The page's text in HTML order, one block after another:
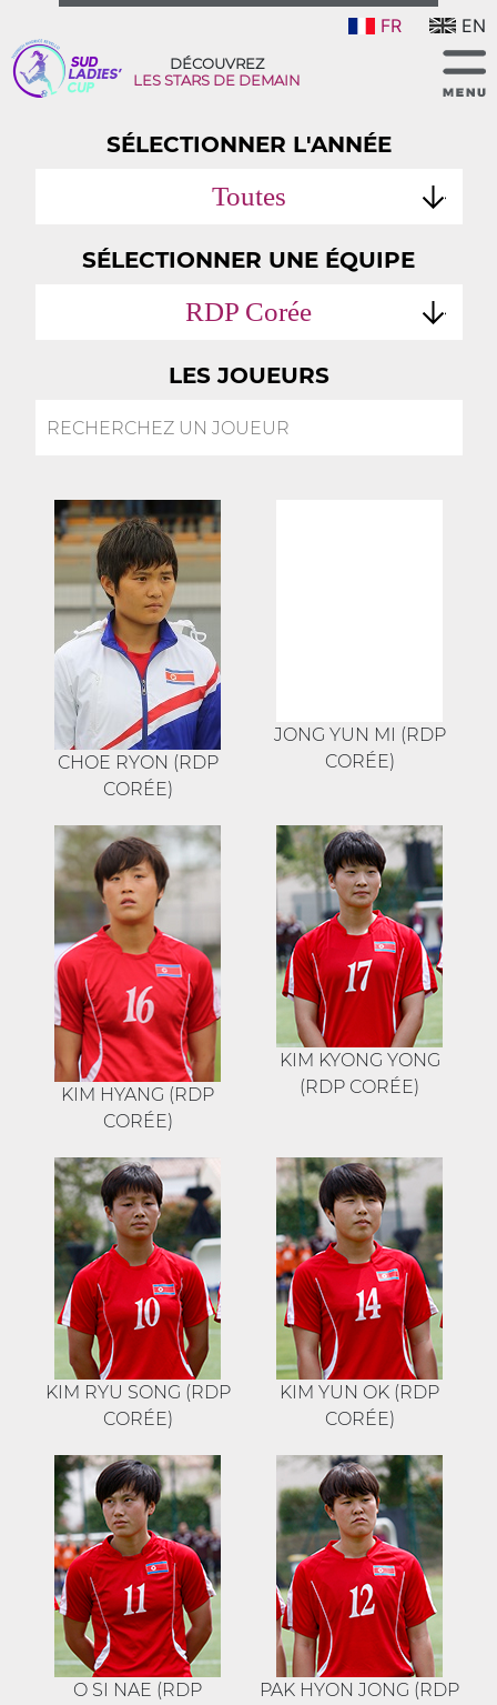
FR EN
DÉCOUVREZ
LES STARS DE DEMAIN
SÉLECTIONNER L'ANNÉE
Toutes
SÉLECTIONNER UNE ÉQUIPE
RDP Corée
LES JOUEURS
CHOE RYON (RDP
CORÉE)
JONG YUN MI (RDP
CORÉE)
KIM HYANG (RDP
CORÉE)
KIM KYONG YONG
(RDP CORÉE)
KIM RYU SONG (RDP
CORÉE)
KIM YUN OK (RDP
CORÉE)
O SI NAE (RDP
PAK HYON JONG (RDP